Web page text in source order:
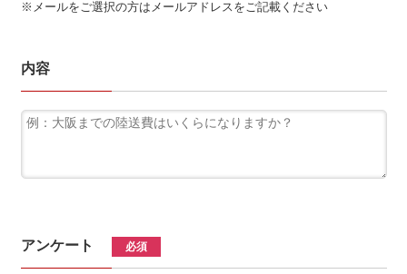
※メールをご選択の方はメールアドレスをご記載ください
内容
アンケート 必須